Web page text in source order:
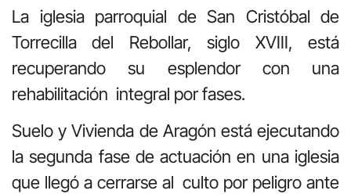
La iglesia parroquial de San Cristóbal de
Torrecilla del Rebollar, siglo XVIII, está
recuperando su esplendor con una
rehabilitación integral por fases.
Suelo y Vivienda de Aragón está ejecutando
la segunda fase de actuación en una iglesia
que llegó a cerrarse al culto por peligro ante